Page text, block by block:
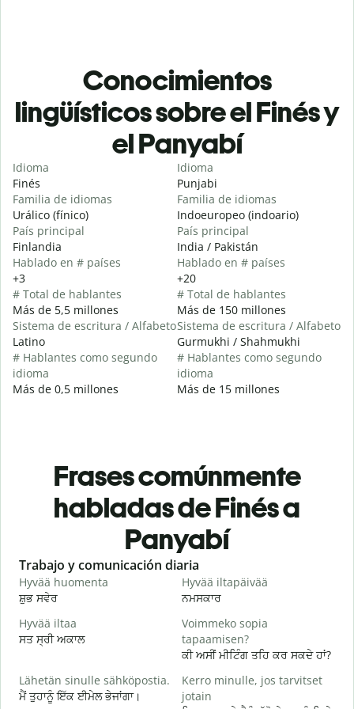
Conocimientos
lingüísticos sobre el Finés y
el Panyabí
Idioma
Finés
Familia de idiomas
Urálico (fínico)
País principal
Finlandia
Hablado en # países
+3
# Total de hablantes
Más de 5,5 millones
Sistema de escritura / Alfabeto
Latino
# Hablantes como segundo
idioma
Más de 0,5 millones
Idioma
Punjabi
Familia de idiomas
Indoeuropeo (indoario)
País principal
India / Pakistán
Hablado en # países
+20
# Total de hablantes
Más de 150 millones
Sistema de escritura / Alfabeto
Gurmukhi / Shahmukhi
# Hablantes como segundo
idioma
Más de 15 millones
Frases comúnmente
habladas de Finés a
Panyabí
Slide 1 of 6
Trabajo y comunicación diaria
Hyvää huomenta
ਸ਼ੁਭ ਸਵੇਰ
Hyvää iltapäivää
ਨਮਸਕਾਰ
Hyvää iltaa
ਸਤ ਸ੍ਰੀ ਅਕਾਲ
Voimmeko sopia
tapaamisen?
ਕੀ ਅਸੀਂ ਮੀਟਿੰਗ ਤਹਿ ਕਰ ਸਕਦੇ ਹਾਂ?
Lähetän sinulle sähköpostia.
ਮੈਂ ਤੁਹਾਨੂੰ ਇੱਕ ਈਮੇਲ ਭੇਜਾਂਗਾ।
Kerro minulle, jos tarvitset
jotain